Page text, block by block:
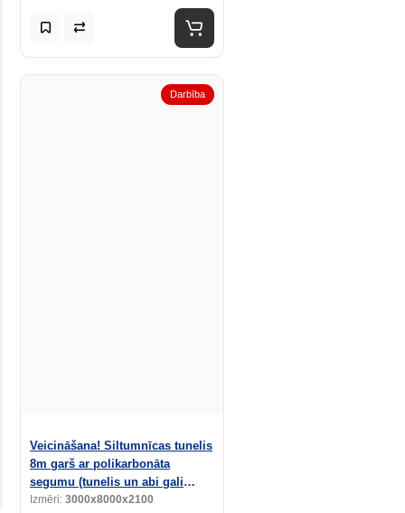
Darbība
Veicināšana! Siltumnīcas tunelis
8m garš ar polikarbonāta
segumu (tunelis un abi gali
pārklāti)
Izmēri: 3000x8000x2100